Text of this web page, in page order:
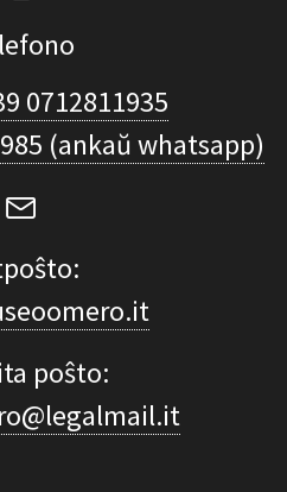
0712811935
(ankaŭ whatsapp)
poŝto: